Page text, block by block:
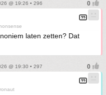
@ 19:26 • 296
laten zetten? Dat
@ 19:30 • 297